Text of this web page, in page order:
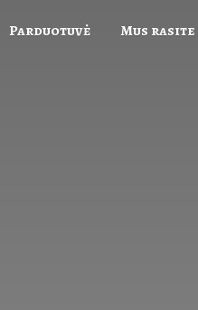
Parduotuvė Mus rasite